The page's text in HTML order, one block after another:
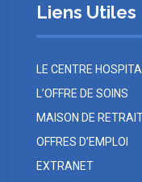
Liens Utiles
LE CENTRE
L’OFFRE DE SOINS
MAISON DE
OFFRES D’EMPLOI
EXTRANET